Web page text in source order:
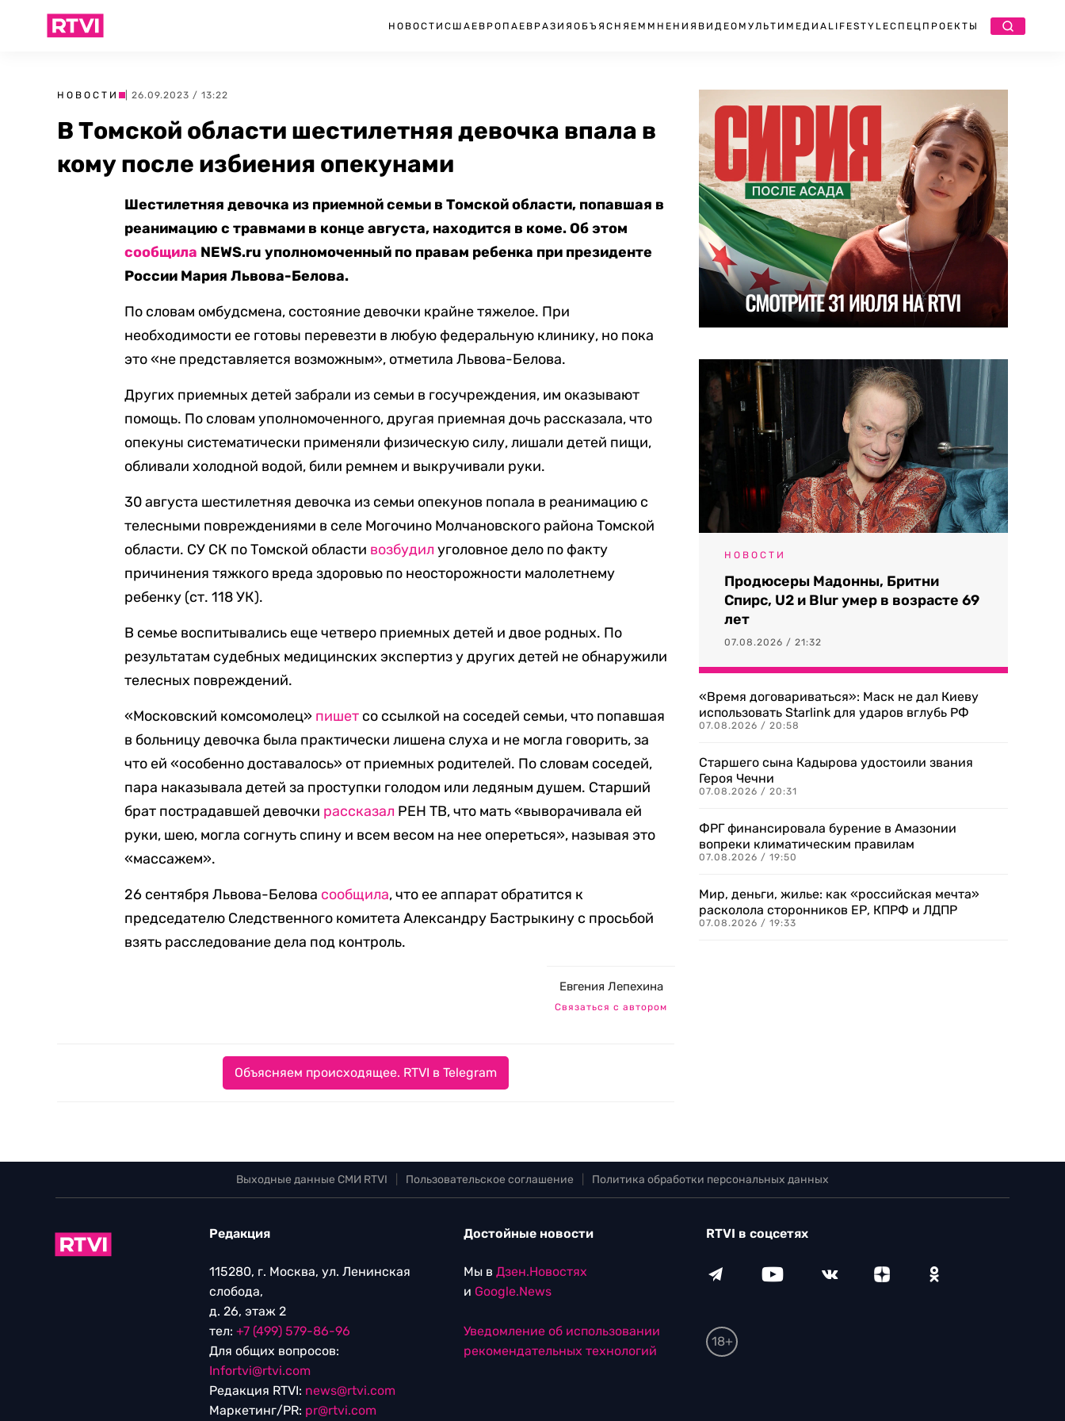
НОВОСТИ США ЕВРОПА ЕВРАЗИЯ ОБЪЯСНЯЕМ МНЕНИЯ ВИДЕО МУЛЬТИМЕДИА LIFESTYLEСПЕЦПРОЕКТЫ
НОВОСТИ | 26.09.2023 / 13:22
В Томской области шестилетняя девочка впала в
кому после избиения опекунами
Шестилетняя девочка из приемной семьи в Томской области, попавшая в
реанимацию с травмами в конце августа, находится в коме. Об этом
сообщила NEWS.ru уполномоченный по правам ребенка при президенте
России Мария Львова-Белова.
По словам омбудсмена, состояние девочки крайне тяжелое. При
необходимости ее готовы перевезти в любую федеральную клинику, но пока
это «не представляется возможным», отметила Львова-Белова.
Других приемных детей забрали из семьи в госучреждения, им оказывают
помощь. По словам уполномоченного, другая приемная дочь рассказала, что
опекуны систематически применяли физическую силу, лишали детей пищи,
обливали холодной водой, били ремнем и выкручивали руки.
30 августа шестилетняя девочка из семьи опекунов попала в реанимацию с
телесными повреждениями в селе Могочино Молчановского района Томской
области. СУ СК по Томской области возбудил уголовное дело по факту
причинения тяжкого вреда здоровью по неосторожности малолетнему
ребенку (ст. 118 УК).
В семье воспитывались еще четверо приемных детей и двое родных. По
результатам судебных медицинских экспертиз у других детей не обнаружили
телесных повреждений.
«Московский комсомолец» пишет со ссылкой на соседей семьи, что попавшая
в больницу девочка была практически лишена слуха и не могла говорить, за
что ей «особенно доставалось» от приемных родителей. По словам соседей,
пара наказывала детей за проступки голодом или ледяным душем. Старший
брат пострадавшей девочки рассказал РЕН ТВ, что мать «выворачивала ей
руки, шею, могла согнуть спину и всем весом на нее опереться», называя это
«массажем».
26 сентября Львова-Белова сообщила, что ее аппарат обратится к
председателю Следственного комитета Александру Бастрыкину с просьбой
взять расследование дела под контроль.
Евгения Лепехина
Связаться с автором
Объясняем происходящее. RTVI в Telegram
НОВОСТИ
Продюсеры Мадонны, Бритни
Спирс, U2 и Blur умер в возрасте 69
лет
07.08.2026 / 21:32
«Время договариваться»: Маск не дал Киеву
использовать Starlink для ударов вглубь РФ
07.08.2026 / 20:58
Старшего сына Кадырова удостоили звания
Героя Чечни
07.08.2026 / 20:31
ФРГ финансировала бурение в Амазонии
вопреки климатическим правилам
07.08.2026 / 19:50
Мир, деньги, жилье: как «российская мечта»
расколола сторонников ЕР, КПРФ и ЛДПР
07.08.2026 / 19:33
Выходные данные СМИ RTVI Пользовательское соглашение Политика обработки персональных данных
Редакция
115280, г. Москва, ул. Ленинская
слобода,
д. 26, этаж 2
тел: +7 (499) 579-86-96
Для общих вопросов:
Infortvi@rtvi.com
Редакция RTVI: news@rtvi.com
Маркетинг/PR: pr@rtvi.com
Достойные новости
Мы в Дзен.Новостях
и Google.News
Уведомление об использовании
рекомендательных технологий
RTVI в соцсетях
18+